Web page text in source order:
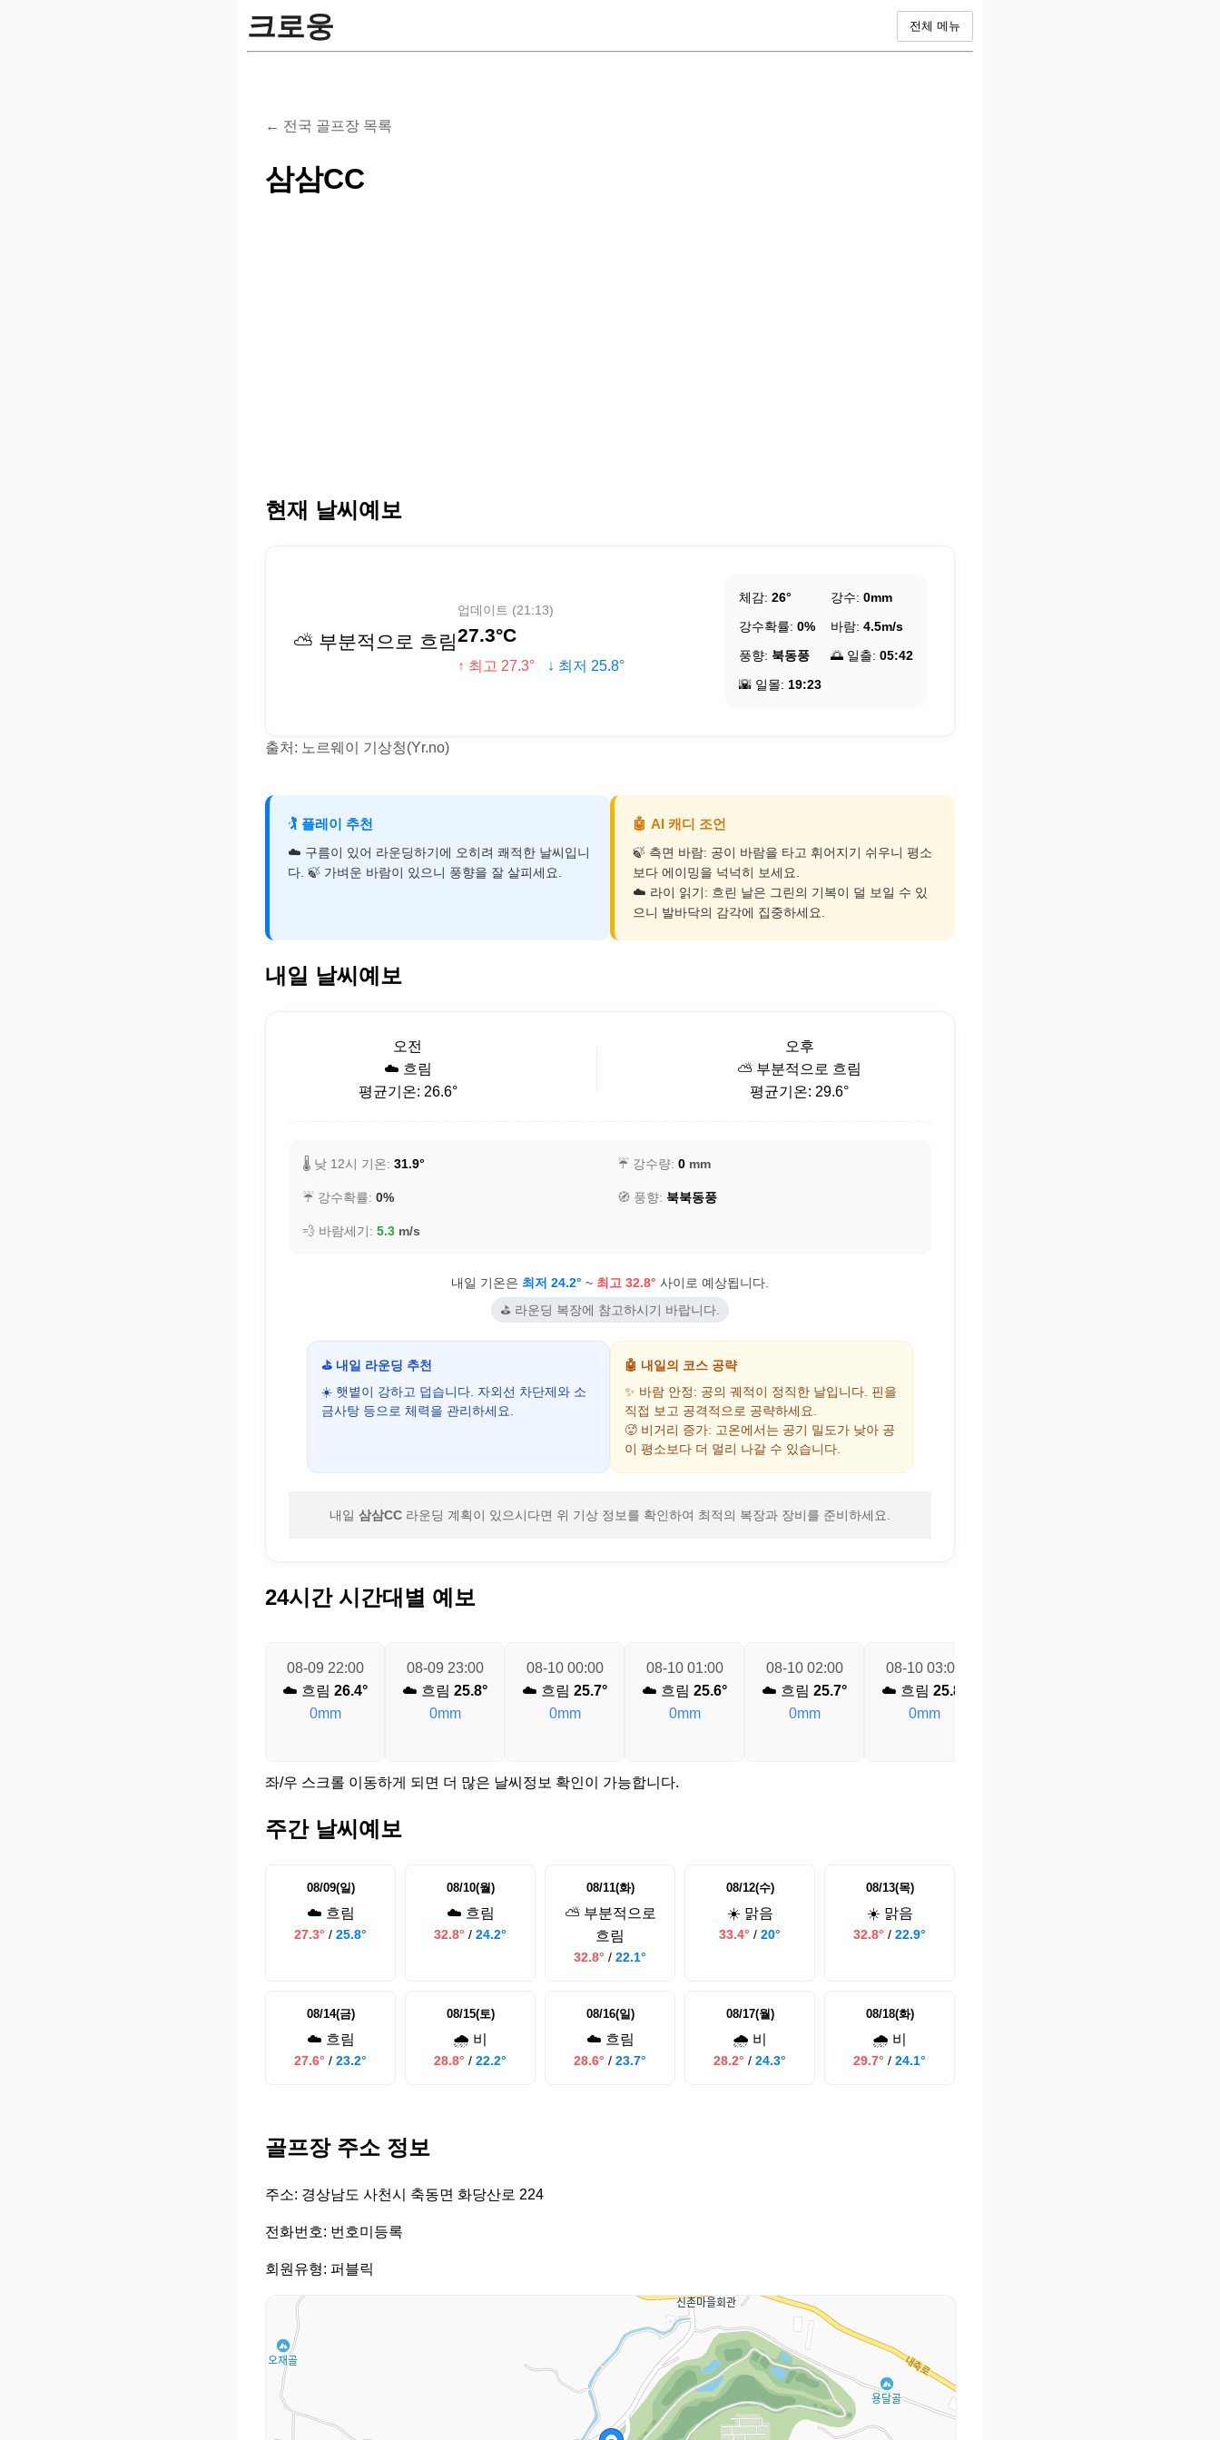
크로웅 전체 메뉴
← 전국 골프장 목록
삼삼CC
현재 날씨예보
⛅ 부분적으로 흐림
업데이트 (21:13)
27.3°C
↑ 최고 27.3° ↓ 최저 25.8°
체감: 26° 강수: 0mm
강수확률: 0% 바람: 4.5m/s
풍향: 북동풍 🌅 일출: 05:42
🌇 일몰: 19:23
출처: 노르웨이 기상청(Yr.no)
🏌️ 플레이 추천
☁️ 구름이 있어 라운딩하기에 오히려 쾌적한 날씨입니
다. 🍃 가벼운 바람이 있으니 풍향을 잘 살피세요.
🤖 AI 캐디 조언
🍃 측면 바람: 공이 바람을 타고 휘어지기 쉬우니 평소
보다 에이밍을 넉넉히 보세요.
☁️ 라이 읽기: 흐린 날은 그린의 기복이 덜 보일 수 있
으니 발바닥의 감각에 집중하세요.
내일 날씨예보
오전
☁️ 흐림
평균기온: 26.6°
오후
⛅ 부분적으로 흐림
평균기온: 29.6°
🌡️ 낮 12시 기온: 31.9° ☔ 강수량: 0 mm
☔ 강수확률: 0% 🧭 풍향: 북북동풍
💨 바람세기: 5.3 m/s
내일 기온은 최저 24.2° ~ 최고 32.8° 사이로 예상됩니다.
⛳ 라운딩 복장에 참고하시기 바랍니다.
⛳ 내일 라운딩 추천
☀️ 햇볕이 강하고 덥습니다. 자외선 차단제와 소
금사탕 등으로 체력을 관리하세요.
🤖 내일의 코스 공략
✨ 바람 안정: 공의 궤적이 정직한 날입니다. 핀을
직접 보고 공격적으로 공략하세요.
🥵 비거리 증가: 고온에서는 공기 밀도가 낮아 공
이 평소보다 더 멀리 나갈 수 있습니다.
내일 삼삼CC 라운딩 계획이 있으시다면 위 기상 정보를 확인하여 최적의 복장과 장비를 준비하세요.
24시간 시간대별 예보
08-09 22:00
☁️ 흐림 26.4°
0mm
08-09 23:00
☁️ 흐림 25.8°
0mm
08-10 00:00
☁️ 흐림 25.7°
0mm
08-10 01:00
☁️ 흐림 25.6°
0mm
08-10 02:00
☁️ 흐림 25.7°
0mm
08-10 03:00
☁️ 흐림 25.8°
0mm
좌/우 스크롤 이동하게 되면 더 많은 날씨정보 확인이 가능합니다.
주간 날씨예보
08/09(일)
☁️ 흐림
27.3° / 25.8°
08/10(월)
☁️ 흐림
32.8° / 24.2°
08/11(화)
⛅ 부분적으로
흐림
32.8° / 22.1°
08/12(수)
☀️ 맑음
33.4° / 20°
08/13(목)
☀️ 맑음
32.8° / 22.9°
08/14(금)
☁️ 흐림
27.6° / 23.2°
08/15(토)
🌧️ 비
28.8° / 22.2°
08/16(일)
☁️ 흐림
28.6° / 23.7°
08/17(월)
🌧️ 비
28.2° / 24.3°
08/18(화)
🌧️ 비
29.7° / 24.1°
골프장 주소 정보
주소: 경상남도 사천시 축동면 화당산로 224
전화번호: 번호미등록
회원유형: 퍼블릭